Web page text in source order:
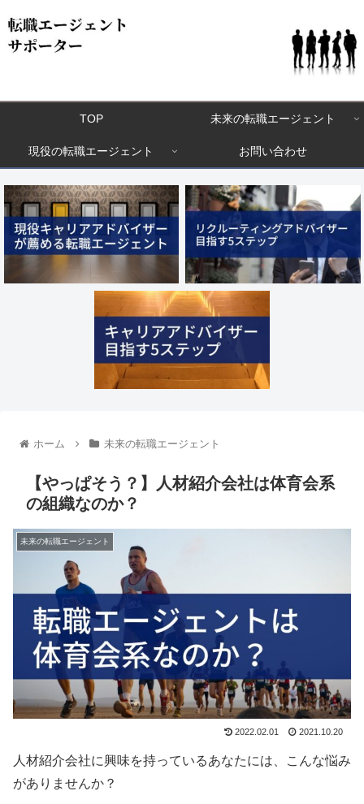
TOP 未来の転職エージェント
現役の転職エージェント お問い合わせ
ホーム 未来の転職エージェント
【やっぱそう？】人材紹介会社は体育会系
の組織なのか？
未来の転職エージェント
2022.02.01 2021.10.20
人材紹介会社に興味を持っているあなたには、こんな悩み
がありませんか？